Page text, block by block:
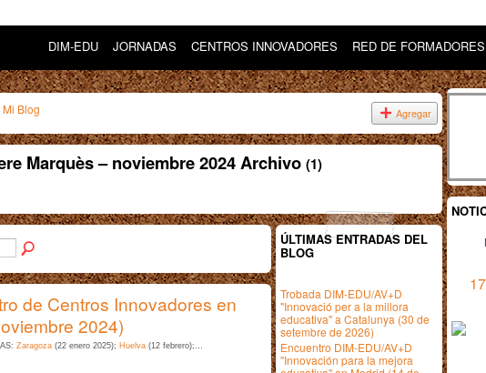
DIM-EDU JORNADAS CENTROS INNOVADORES RED DE FORMADORES
Mi Blog Agregar
Marquès – noviembre 2024 Archivo (1)
de Centros Innovadores en
2024)
Zaragoza(22 enero 2025); Huelva(12 febrero);…
ÚLTIMAS ENTRADAS DEL
BLOG
Trobada DIM-EDU/AV+D
"Innovació per a la millora
educativa" a Catalunya (30 de
setembre de 2026)
Encuentro DIM-EDU/AV+D
"Innovación para la mejora